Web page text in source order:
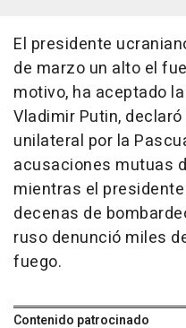
El presidente
de marzo un alto el
motivo, ha aceptado
Vladimir Putin,
unilateral por la
acusaciones mutuas
mientras el
decenas de
ruso denunció miles
fuego.
Contenido patrocinado